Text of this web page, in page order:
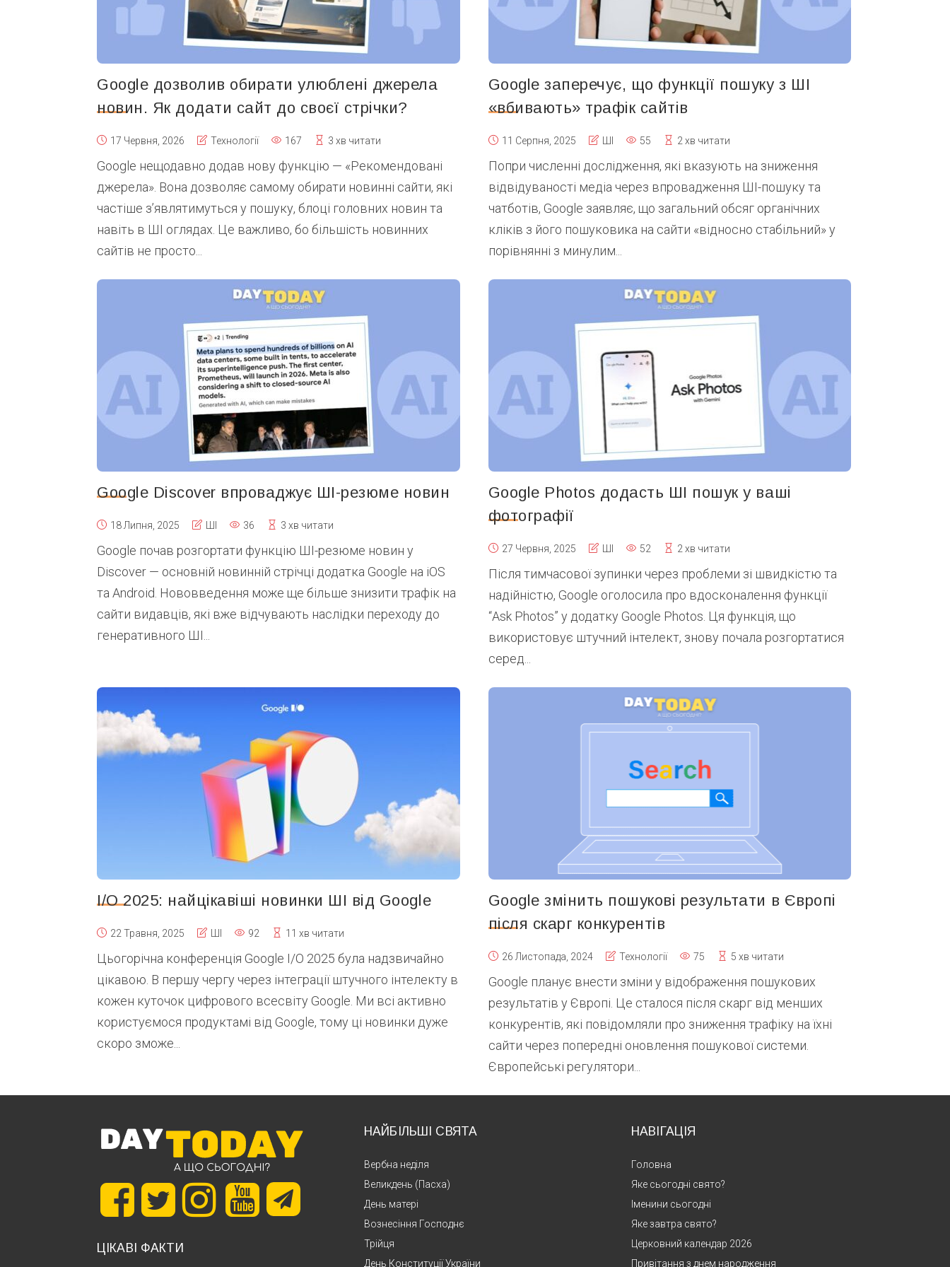
Google дозволив обирати улюблені джерела
новин. Як додати сайт до своєї стрічки?
17 Червня, 2026 Технології 167 3 хв читати
Google нещодавно додав нову функцію — «Рекомендовані
джерела». Вона дозволяє самому обирати новинні сайти, які
частіше з’являтимуться у пошуку, блоці головних новин та
навіть в ШІ оглядах. Це важливо, бо більшість новинних
сайтів не просто...
Google заперечує, що функції пошуку з ШІ
«вбивають» трафік сайтів
11 Серпня, 2025 55 2 хв читати
Попри численні дослідження, які вказують на зниження
відвідуваності медіа через впровадження ШІ-пошуку та
чатботів, Google заявляє, що загальний обсяг органічних
кліків з його пошуковика на сайти «відносно стабільний» у
порівнянні з минулим...
Google Discover впроваджує ШІ-резюме новин
18 Липня, 2025 36 3 хв читати
Google почав розгортати функцію ШІ-резюме новин у
Discover — основній новинній стрічці додатка Google на iOS
та Android. Нововведення може ще більше знизити трафік на
сайти видавців, які вже відчувають наслідки переходу до
генеративного ШІ...
Google Photos додасть ШІ пошук у ваші
фотографії
27 Червня, 2025 52 2 хв читати
Після тимчасової зупинки через проблеми зі швидкістю та
надійністю, Google оголосила про вдосконалення функції
“Ask Photos” у додатку Google Photos. Ця функція, що
використовує штучний інтелект, знову почала розгортатися
серед...
I/O 2025: найцікавіші новинки ШІ від Google
22 Травня, 2025 92 11 хв читати
Цьогорічна конференція Google I/O 2025 була надзвичайно
цікавою. В першу чергу через інтеграції штучного інтелекту в
кожен куточок цифрового всесвіту Google. Ми всі активно
користуємося продуктамі від Google, тому ці новинки дуже
скоро зможе...
Google змінить пошукові результати в Європі
після скарг конкурентів
26 Листопада, 2024 Технології 75 5 хв читати
Google планує внести зміни у відображення пошукових
результатів у Європі. Це сталося після скарг від менших
конкурентів, які повідомляли про зниження трафіку на їхні
сайти через попередні оновлення пошукової системи.
Європейські регулятори...
ЦІКАВІ ФАКТИ
НАЙБІЛЬШІ СВЯТА
Вербна неділя
Великдень (Пасха)
День матері
Вознесіння Господнє
Трійця
День Конституції України
НАВІГАЦІЯ
Головна
Яке сьогодні свято?
Іменини сьогодні
Яке завтра свято?
Церковний календар 2026
Привітання з днем народження